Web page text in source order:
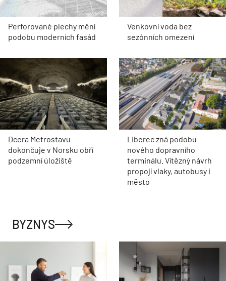
Perforované plechy mění
podobu moderních fasád
Venkovní voda bez
sezónních omezení
Dcera Metrostavu
dokončuje v Norsku obří
podzemní úložiště
Liberec zná podobu
nového dopravního
terminálu. Vítězný návrh
propojí vlaky, autobusy i
město
BYZNYS